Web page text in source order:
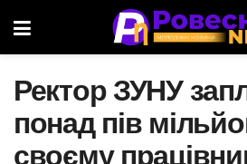
Ректор ЗУНУ
понад пів
своєму